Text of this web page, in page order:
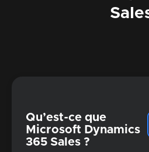
Qu’est-ce que
Microsoft Dynamics
365 Sales ?